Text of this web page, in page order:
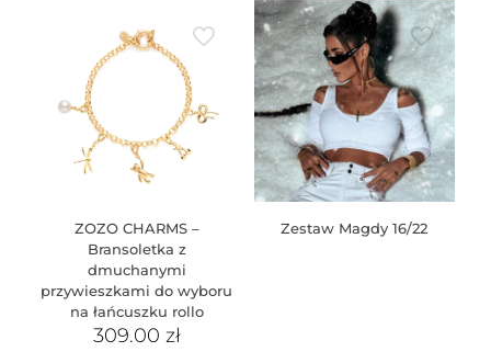
ZOZO CHARMS –
Bransoletka z
dmuchanymi
przywieszkami do wyboru
na łańcuszku rollo
309.00 zł
Zestaw Magdy 16/22